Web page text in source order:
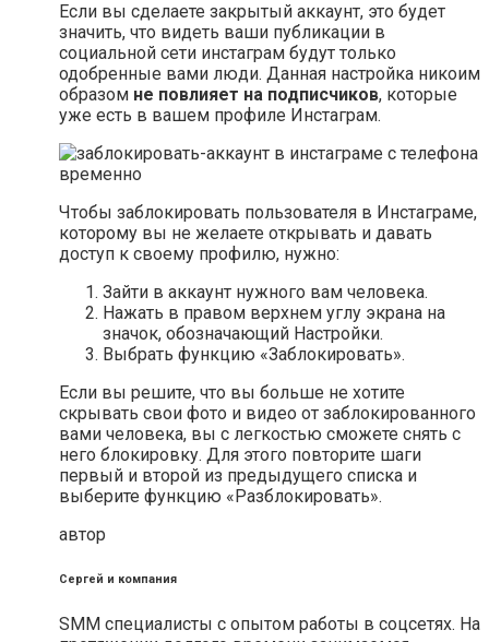
Если вы сделаете закрытый аккаунт, это будет
значить, что видеть ваши публикации в
социальной сети инстаграм будут только
одобренные вами люди. Данная настройка никоим
образом не повлияет на подписчиков, которые
уже есть в вашем профиле Инстаграм.
Чтобы заблокировать пользователя в Инстаграме,
которому вы не желаете открывать и давать
доступ к своему профилю, нужно:
Зайти в аккаунт нужного вам человека.
Нажать в правом верхнем углу экрана на
значок, обозначающий Настройки.
Выбрать функцию «Заблокировать».
Если вы решите, что вы больше не хотите
скрывать свои фото и видео от заблокированного
вами человека, вы с легкостью сможете снять с
него блокировку. Для этого повторите шаги
первый и второй из предыдущего списка и
выберите функцию «Разблокировать».
автор
Сергей и компания
SMM специалисты с опытом работы в соцсетях. На